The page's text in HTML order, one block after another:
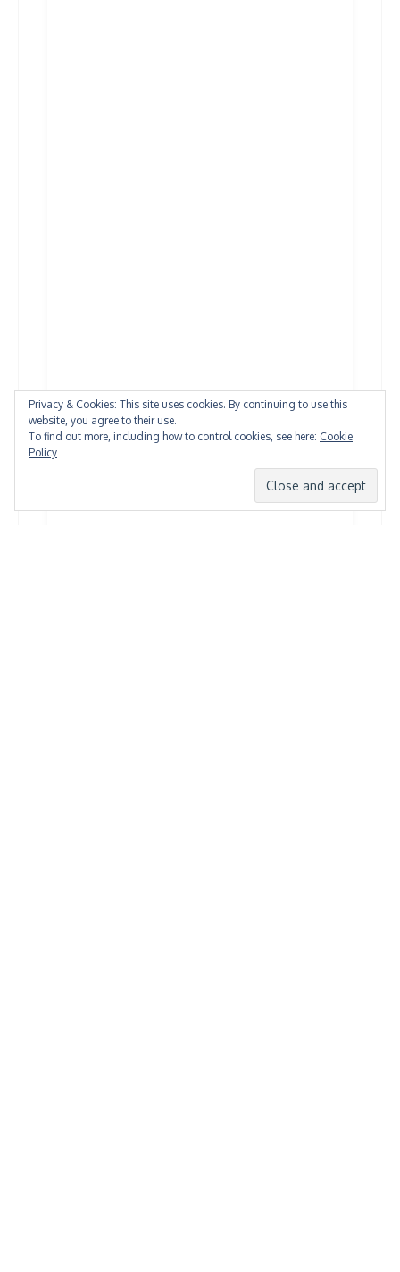
Privacy & Cookies: This site uses cookies. By continuing to use this
website, you agree to their use.
To find out more, including how to control cookies, see here: Cookie
Policy